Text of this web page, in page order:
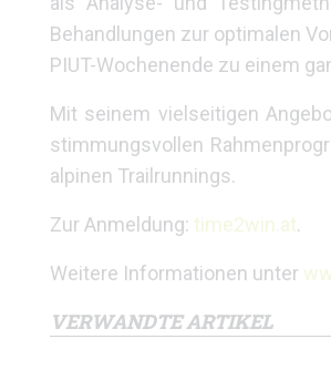
Behandlungen zur optimalen
PIUT-Wochenende zu einem
Mit seinem vielseitigen
stimmungsvollen
alpinen Trailrunnings.
Zur Anmeldung: time2win.at.
Weitere Informationen unter
VERWANDTE ARTIKEL